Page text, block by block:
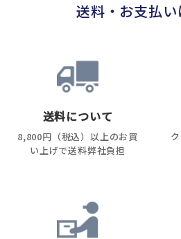
送料・お支払い
送料について
8,800円（税込）以上のお買
い上げで送料弊社負担